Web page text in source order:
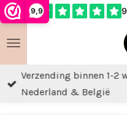
9,9
Ga
naar
de
hoofdinhoud
Verzending binnen 1-2
Nederland & België